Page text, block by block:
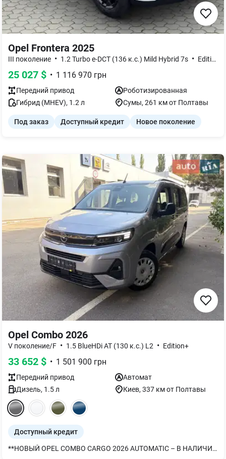
Opel Frontera 2025
III поколение • 1.2 Turbo e-DCT (136 к.с.) Mild Hybrid 7s • Edition
25 027 $ • 1 116 970 грн
Передний привод
Роботизированная
Гибрид (MHEV), 1.2л Сумы, 261 км от Полтавы
Под заказ Доступный кредит Новое поколение
Opel Combo 2026
V поколение/F • 1.5 BlueHDi AT (130 к.с.) L2 • Edition+
33 652 $ • 1 501 900 грн
Передний привод
Автомат
Дизель, 1.5л Киев, 337 км от Полтавы
Доступный кредит
**НОВЫЙ OPEL COMBO CARGO 2026 AUTOMATIC – В НАЛИЧИИ** **Opel Combo Cargo Automatic** — современный коммерческий фургон, который сочетает экономичность, комфорт легкового автомобиля и практичность для ежедневной работы. Идеальный выбор для бизнеса, доставки товаров и городской логистики. **Основные преимущества:** * Надежный и экономичный дизельный двигатель **1.5 Turbo Diesel**. * **8-ступенчатая автоматическая коробка передач** для комфортного управления в городском цикле. * Просторный грузовой отсек с возможностью перевозки до **двух европалет**. * Широкие сдвижные боковые двери и двухстворчатые задние двери для удобной загрузки. * Мультимедийная система с поддержкой **Apple CarPlay** и **Android Auto**. * Кондиционер, круиз-контроль, парктроники и современные системы помощи водителю. * Низкие эксплуатационные расходы и экономный расход топлива. **Opel Combo Cargo Automatic** станет отличным выбором для: * служб доставки; * интернет-магазинов; * сервисных и монтажных компаний; * малого и среднего бизнеса; * перевозка оборудования, инструментов и товаров. **Автомобиль в наличии.** Не нужно ждать производства или поставки. Приглашаем в **OPEL VIPOS**. Наши менеджеры помогут подобрать оптимальную комплектацию, предложат выгодные условия финансирования и организуют тест-драйв. **OPEL VIPOS — официальный дилер Opel.**